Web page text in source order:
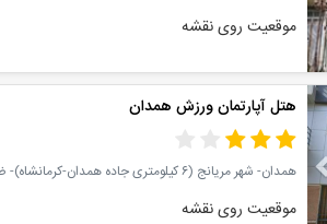
موقعیت روی نقشه
Previous
هتل آپارتمان ورزش همدان
موقعیت روی نقشه